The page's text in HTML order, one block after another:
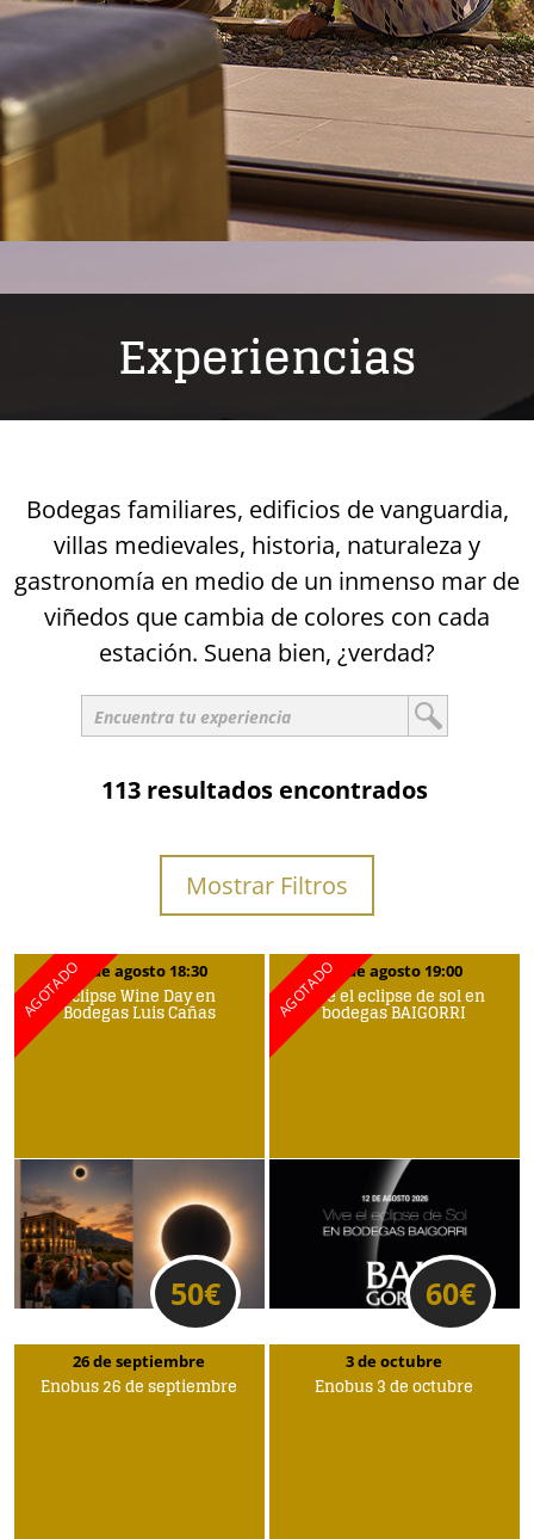
Experiencias
Bodegas familiares, edificios de vanguardia,
villas medievales, historia, naturaleza y
gastronomía en medio de un inmenso mar de
viñedos que cambia de colores con cada
estación. Suena bien, ¿verdad?
113 resultados encontrados
Mostrar Filtros
12 de agosto 18:30
Eclipse Wine Day en
Bodegas Luis Cañas
50€
12 de agosto 19:00
Vive el eclipse de sol en
bodegas BAIGORRI
60€
26 de septiembre
Enobus 26 de septiembre
3 de octubre
Enobus 3 de octubre